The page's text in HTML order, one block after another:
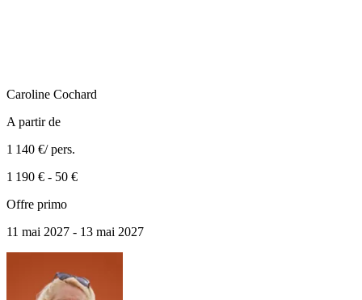
Caroline Cochard
A partir de
1 140 €/ pers.
1 190 € - 50 €
Offre primo
11 mai 2027 - 13 mai 2027